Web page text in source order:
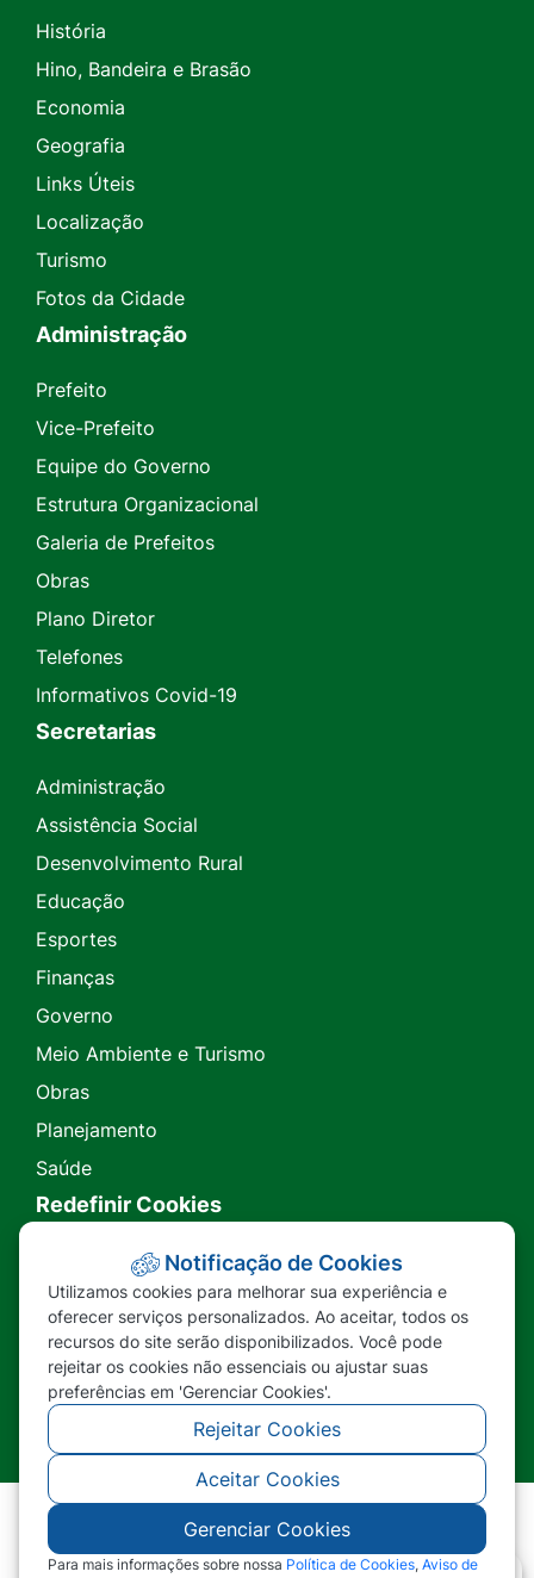
História
Hino, Bandeira e Brasão
Economia
Geografia
Links Úteis
Localização
Turismo
Fotos da Cidade
Administração
Prefeito
Vice-Prefeito
Equipe do Governo
Estrutura Organizacional
Galeria de Prefeitos
Obras
Plano Diretor
Telefones
Informativos Covid-19
Secretarias
Administração
Assistência Social
Desenvolvimento Rural
Educação
Esportes
Finanças
Governo
Meio Ambiente e Turismo
Obras
Planejamento
Saúde
Redefinir Cookies
Transparência
Ouvidoria
SIC
©2026 - Prefeitura Municipal de Nova Lacerda -
MT - Todos os direitos reservados
Notificação de Cookies
Utilizamos cookies para melhorar sua experiência e
oferecer serviços personalizados. Ao aceitar, todos os
recursos do site serão disponibilizados. Você pode
rejeitar os cookies não essenciais ou ajustar suas
preferências em 'Gerenciar Cookies'.
Rejeitar Cookies
Aceitar Cookies
Gerenciar Cookies
Para mais informações sobre nossa Política de Cookies, Aviso de